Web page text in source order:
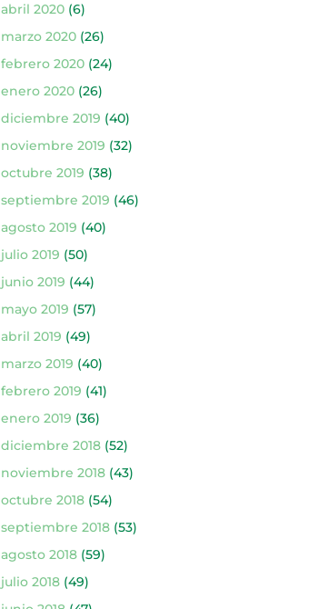
abril 2020(6)
marzo 2020(26)
febrero 2020(24)
enero 2020(26)
diciembre 2019 (40)
noviembre 2019 (32)
octubre 2019 (38)
septiembre 2019 (46)
agosto 2019 (40)
julio 2019 (50)
junio 2019 (44)
mayo 2019 (57)
abril 2019 (49)
marzo 2019 (40)
febrero 2019 (41)
enero 2019 (36)
diciembre 2018(52)
noviembre 2018(43)
octubre 2018(54)
septiembre 2018(53)
agosto 2018(59)
julio 2018(49)